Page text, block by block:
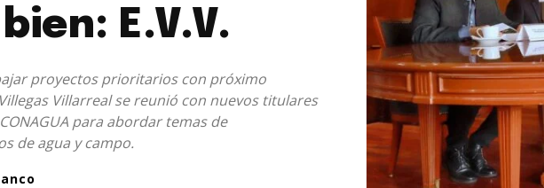
E.V.V.
proyectos prioritarios con próximo
Villarreal se reunió con nuevos titulares
para abordar temas de
de agua y campo.